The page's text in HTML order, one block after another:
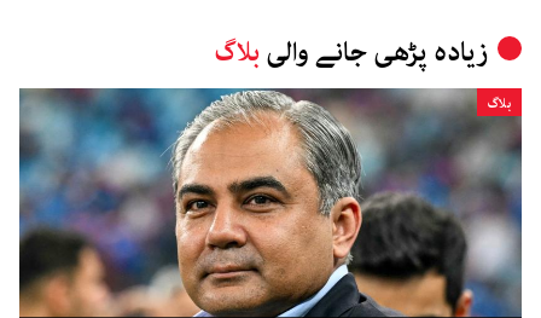
زیادہ پڑھی جانے والی بلاگ
بلاگ